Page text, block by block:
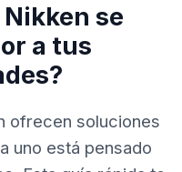
se
a tus
ofrecen soluciones
uno está pensado